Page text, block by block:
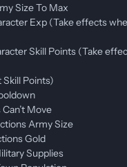
Size To Max
Exp (Take effects
Skill Points (Take
Points)
Move
Army Size
Gold
Supplies